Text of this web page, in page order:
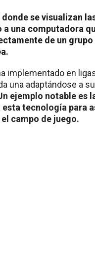
se visualizan
a una computadora
de un grupo
implementado en
una adaptándose a
ejemplo notable es
tecnología para
campo de juego.